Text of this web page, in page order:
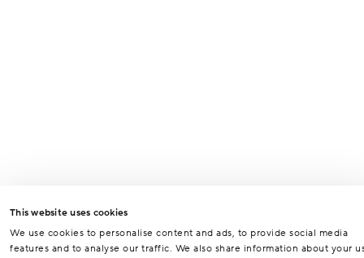
This website uses cookies
We use cookies to personalise content and ads, to provide social media
features and to analyse our traffic. We also share information about your